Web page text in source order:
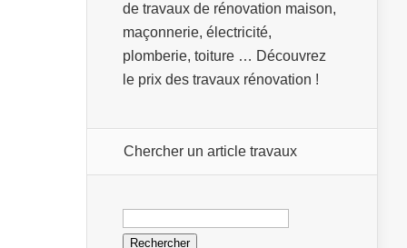
de travaux de rénovation maison,
maçonnerie, électricité,
plomberie, toiture … Découvrez
le prix des travaux rénovation !
Chercher un article travaux
Rechercher :